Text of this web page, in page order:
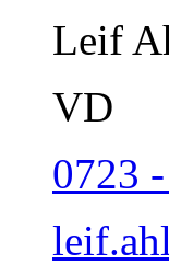
Leif
VD
0723